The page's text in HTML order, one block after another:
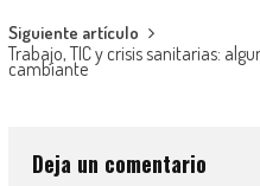
Siguiente artículo
Trabajo, TIC y crisis sanitarias:
cambiante
Deja un comentario